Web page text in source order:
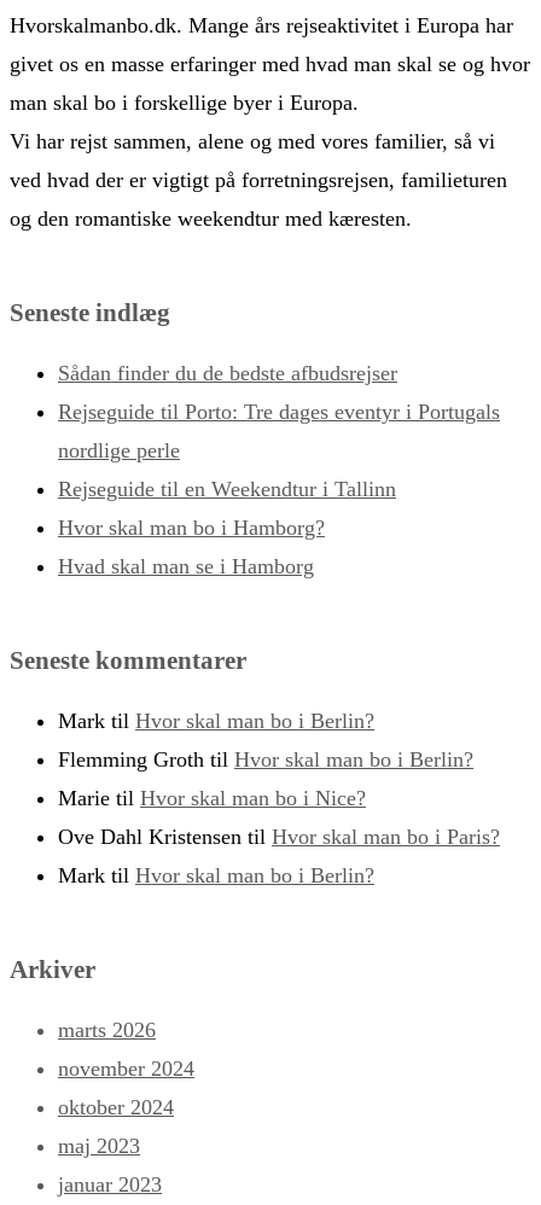
Hvorskalmanbo.dk. Mange års rejseaktivitet i Europa har
givet os en masse erfaringer med hvad man skal se og hvor
man skal bo i forskellige byer i Europa.
Vi har rejst sammen, alene og med vores familier, så vi
ved hvad der er vigtigt på forretningsrejsen, familieturen
og den romantiske weekendtur med kæresten.
Seneste indlæg
Sådan finder du de bedste afbudsrejser
Rejseguide til Porto: Tre dages eventyr i Portugals
nordlige perle
Rejseguide til en Weekendtur i Tallinn
Hvor skal man bo i Hamborg?
Hvad skal man se i Hamborg
Seneste kommentarer
Mark til Hvor skal man bo i Berlin?
Flemming Groth til Hvor skal man bo i Berlin?
Marie til Hvor skal man bo i Nice?
Ove Dahl Kristensen til Hvor skal man bo i Paris?
Mark til Hvor skal man bo i Berlin?
Arkiver
marts 2026
november 2024
oktober 2024
maj 2023
januar 2023